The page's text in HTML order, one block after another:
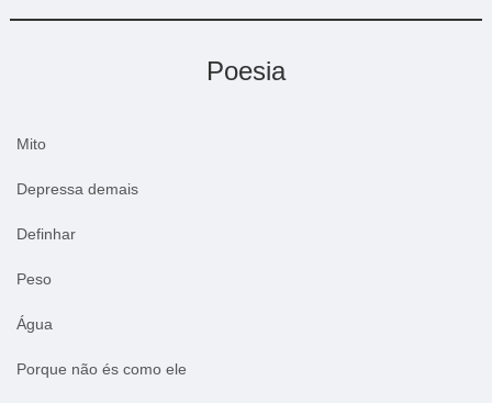
Poesia
Mito
Depressa demais
Definhar
Peso
Água
Porque não és como ele